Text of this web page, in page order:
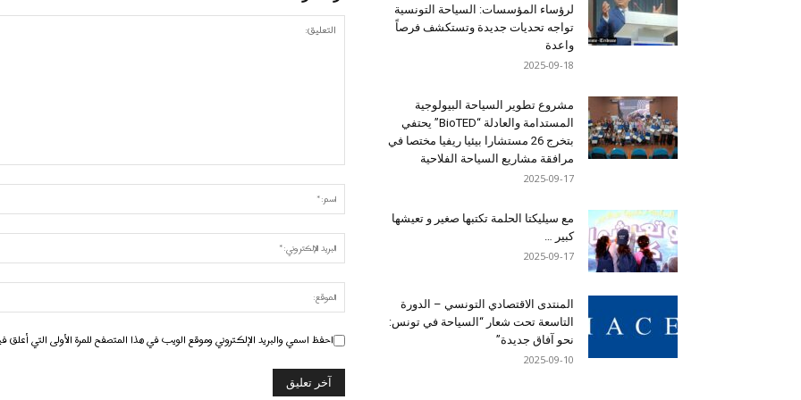
احفظ اسمي والبريد الإلكتروني وموقع الويب في هذا المتصفح للمرة الأولى التي أعلق
لرؤساء المؤسسات: السياحة التونسية
تواجه تحديات جديدة وتستكشف فرصاً
واعدة
2025-09-18
مشروع تطوير السياحة البيولوجية
المستدامة والعادلة “BioTED” يحتفي
بتخرج 26 مستشارا بيئيا ريفيا مختصا في
مرافقة مشاريع السياحة الفلاحية
2025-09-17
مع سيليكتا الحلمة تكتبها صغير و تعيشها
كبير …
2025-09-17
المنتدى الاقتصادي التونسي – الدورة
التاسعة تحت شعار “السياحة في تونس:
نحو آفاق جديدة”
2025-09-10